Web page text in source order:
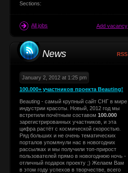
Sections:
All jobs Add vacancy
RSS
News
January 2, 2012 at 1:25 pm
100.000+ участников проекта Beauting!
Beauting - самый крупный сайт СНГ в мире
индустрии красоты. Новый, 2012 год мы
встретили почётным составом 100.000
зарегистрированных участников, и эта
цифра растёт с космической скоростью.
Ряд больших и не очень тематических
порталов упомянули нас в новогодних
рассылках и мы получили топ-прирост
пользователей прямо в новогоднюю ночь -
отличный подарок проекту ;) Желаем Вам
в этом году успехов в творчестве, всего